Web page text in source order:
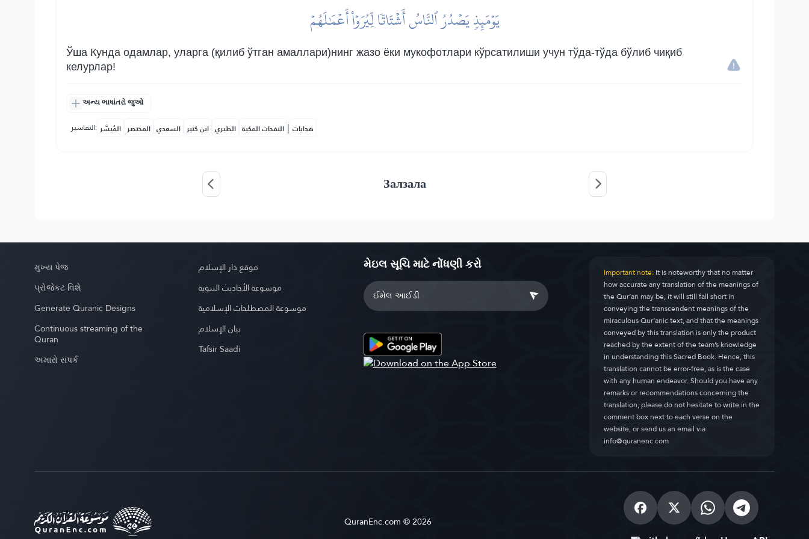
يَوۡمَئِذٖ يَصۡدُرُ ٱلنَّاسُ أَشۡتَاتٗا لِّيُرَوۡاْ أَعۡمَٰلَهُمۡ
Ўша Кунда одамлар, уларга (қилиб ўтган амаллари)нинг жазо ёки мукофотлари кўрсатилиши учун тўда-тўда бўлиб чиқиб
келурлар!
અન્ય ભાષાંતરો જુઓ
التفاسير: المُيسَّر المختصر السعدي ابن كثير الطبري النفحات المكية | هدايات
Залзала
મુખ્ય પેજ
પ્રોજેકટ વિશે
Generate Quranic Designs
Continuous streaming of the
Quran
અમારો સંપર્ક
موقع دار الإسلام
موسوعة الأحاديث النبوية
موسوعة المصطلحات الإسلامية
بيان الإسلام
Tafsir Saadi
મેઇલ સૂચિ માટે નોંધણી કરો Important note:It is noteworthy that no matter
how accurate any translation of the meanings of
the Qur’an may be, it will still fall short in
conveying the transcendent meanings of the
miraculous Qur’anic text, and that the meanings
conveyed by this translation is only the product
reached by the extent of the team’s knowledge
in understanding this Sacred Book. Hence, this
translation cannot be error-free, as is the case
with any human endeavor. Should you have any
remarks or recommendations concerning the
translation, please do not hesitate to write in the
comment box next to each verse on the
website, or send us an email via:
info@quranenc.com
QuranEnc.com © 2026